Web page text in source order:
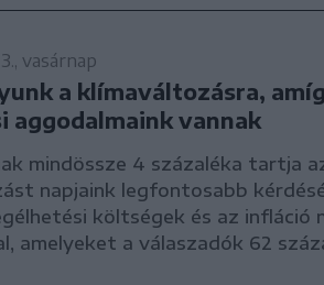
vasárnap
a klímaváltozásra, amíg
aggodalmaink vannak
mindössze 4 százaléka tartja
napjaink legfontosabb
költségek és az infláció
amelyeket a válaszadók 62